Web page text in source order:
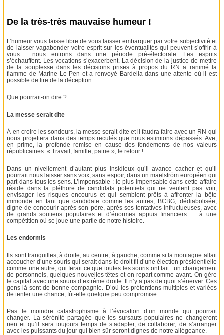
De la très-très mauvaise humeur !
L’humeur vous laisse libre de vous laisser embarquer par votre subjectivité et
de laisser vagabonder votre esprit sur les éventualités qui peuvent s’offrir à
vous : nous entrons dans une période pré-électorale. Les esprits
s’échauffent. Les vocations s’exacerbent. La décision de la justice de mettre
de la souplesse dans les décisions prises à propos du RN a ranimé la
flamme de Marine Le Pen et a renvoyé Bardella dans une attente où il est
possible de lire de la déception.
Que pourrait-on dire ?
La messe serait dite
À en croire les sondeurs, la messe serait dite et il faudra faire avec un RN qui
nous projettera dans des temps reculés que nous estimions dépassés. Ave,
en prime, la profonde remise en cause des fondements de nos valeurs
républicaines. « Travail, famille, patrie », le retour !
Dans un nivellement d’autant plus insidieux qu’il avance cacher et qu’il
pourrait nous laisser sans voix, sans espoir, dans un maelström européen qui
part dans tous les sens. L’impensable : le plus impensable dans cette affaire
réside dans la pléthore de candidats potentiels qui ne veulent pas voir,
envisager les risques encourus et qui semblent prêts à affronter la bête
immonde en tant que candidate comme les autres, BCBG, dédiabolisée,
digne de concourir après son père, après ses tentatives infructueuses, avec
de grands soutiens populaires et d’énormes appuis financiers … à une
compétition où se joue une partie de notre histoire.
Les endormis
Ils sont tranquilles, à droite, au centre, à gauche, comme si la montagne allait
accoucher d’une souris qui serait dans le droit fil d’une élection présidentielle
comme une autre, qui ferait ce que toutes les souris ont fait : un changement
de personnels, quelques nouvelles têtes et on repart comme avant. On gère
le capital avec une souris d’extrême droite. Il n’y a pas de quoi s’énerver. Ces
gens-là sont de bonne compagnie. D’où les prétentions multiples et variées
de tenter une chance, fût-elle quelque peu compromise.
Pas le moindre catastrophisme à l’évocation d’un monde qui pourrait
changer. La sérénité partagée que les sursauts populaires ne changeront
rien et qu’il sera toujours temps de s’adapter, de collaborer, de s’arranger
avec les puissants du jour qui bien sûr seront dignes de notre allégeance.